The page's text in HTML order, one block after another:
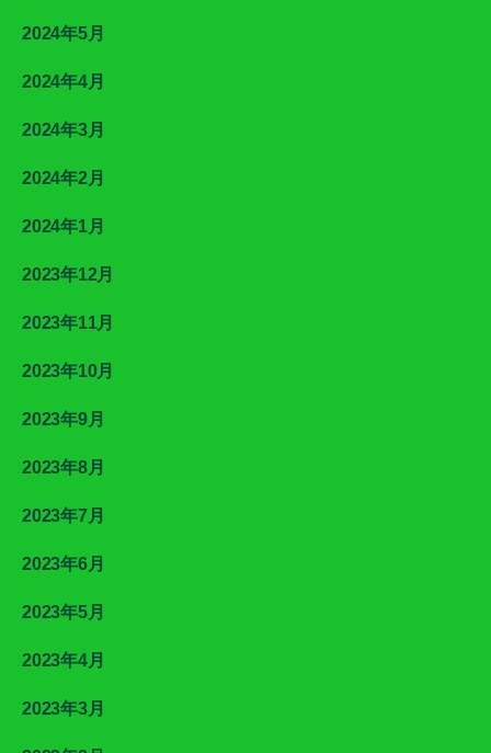
2024年5月
2024年4月
2024年3月
2024年2月
2024年1月
2023年12月
2023年11月
2023年10月
2023年9月
2023年8月
2023年7月
2023年6月
2023年5月
2023年4月
2023年3月